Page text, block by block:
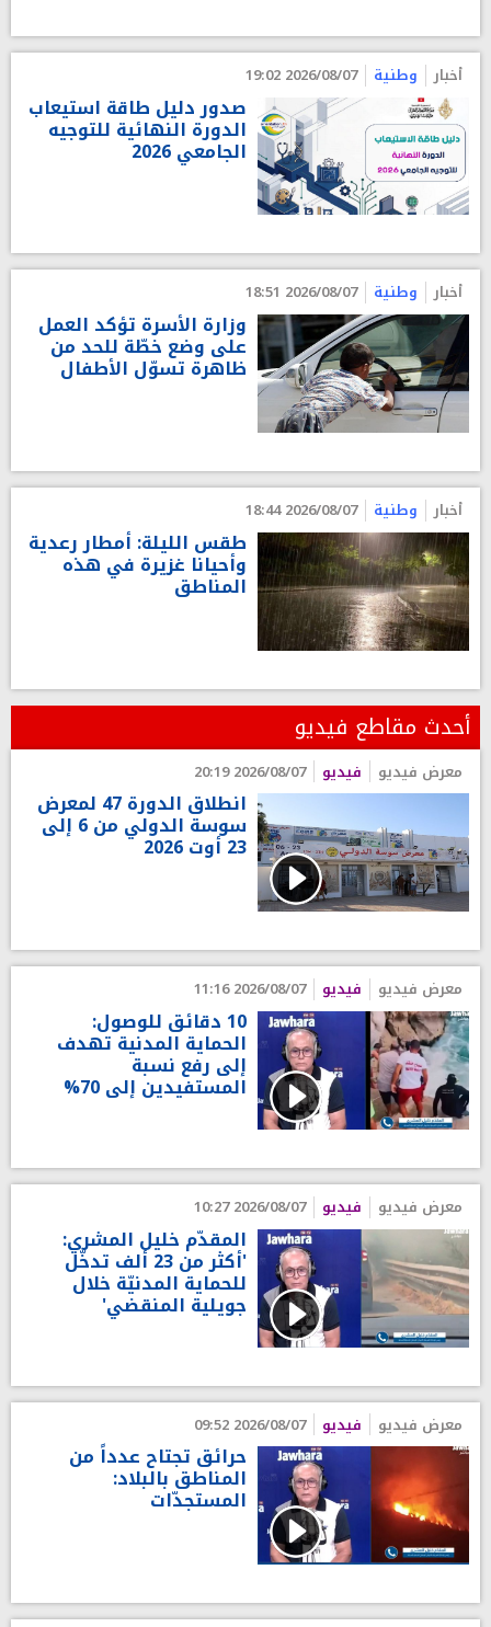
أخبار وطنية 2026/08/07 19:02
صدور دليل طاقة استيعاب
الدورة النهائية للتوجيه
الجامعي 2026
أخبار وطنية 2026/08/07 18:51
وزارة الأسرة تؤكد العمل
على وضع خطّة للحد من
ظاهرة تسوّل الأطفال
أخبار وطنية 2026/08/07 18:44
طقس الليلة: أمطار رعدية
وأحيانا غزيرة في هذه
المناطق
أحدث مقاطع فيديو
معرض فيديو فيديو 2026/08/07 20:19
انطلاق الدورة 47 لمعرض
سوسة الدولي من 6 إلى
23 أوت 2026
معرض فيديو فيديو 2026/08/07 11:16
10 دقائق للوصول:
الحماية المدنية تهدف
إلى رفع نسبة
المستفيدين إلى 70%
معرض فيديو فيديو 2026/08/07 10:27
المقدّم خليل المشري:
'أكثر من 23 ألف تدخّل
للحماية المدنيّة خلال
جويلية المنقضي'
معرض فيديو فيديو 2026/08/07 09:52
حرائق تجتاح عدداً من
المناطق بالبلاد:
المستجدّات